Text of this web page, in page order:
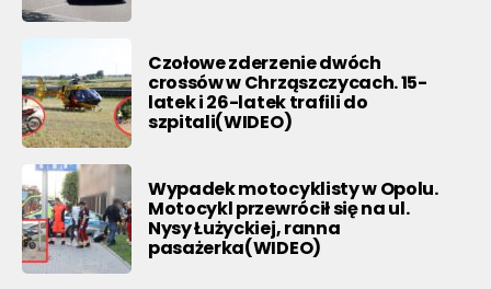
Czołowe zderzenie dwóch
crossów w Chrząszczycach. 15-
latek i 26-latek trafili do
szpitali(WIDEO)
Wypadek motocyklisty w Opolu.
Motocykl przewrócił się na ul.
Nysy Łużyckiej, ranna
pasażerka(WIDEO)